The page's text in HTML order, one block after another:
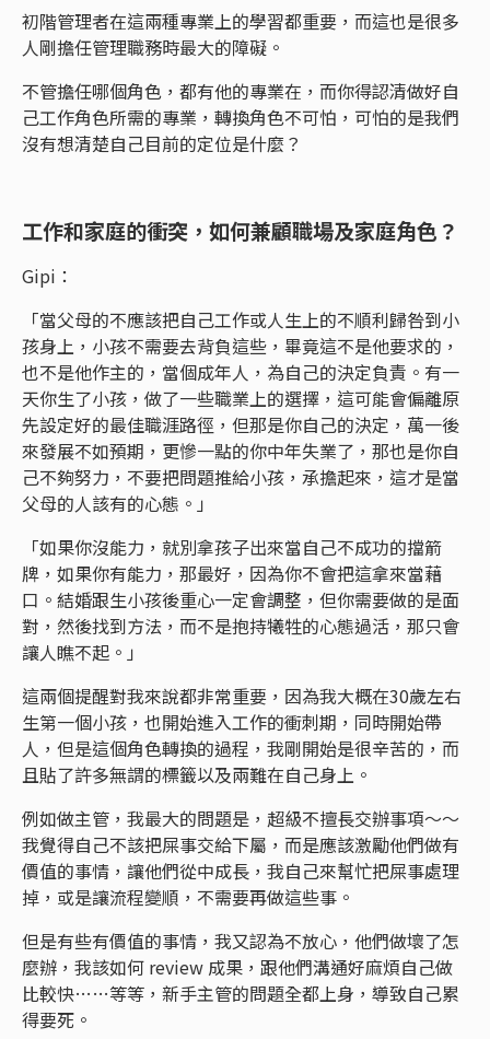
初階管理者在這兩種專業上的學習都重要，而這也是很多
人剛擔任管理職務時最大的障礙。
不管擔任哪個角色，都有他的專業在，而你得認清做好自
己工作角色所需的專業，轉換角色不可怕，可怕的是我們
沒有想清楚自己目前的定位是什麼？
工作和家庭的衝突，如何兼顧職場及家庭角色？
Gipi：
「當父母的不應該把自己工作或人生上的不順利歸咎到小
孩身上，小孩不需要去背負這些，畢竟這不是他要求的，
也不是他作主的，當個成年人，為自己的決定負責。有一
天你生了小孩，做了一些職業上的選擇，這可能會偏離原
先設定好的最佳職涯路徑，但那是你自己的決定，萬一後
來發展不如預期，更慘一點的你中年失業了，那也是你自
己不夠努力，不要把問題推給小孩，承擔起來，這才是當
父母的人該有的心態。」
「如果你沒能力，就別拿孩子出來當自己不成功的擋箭
牌，如果你有能力，那最好，因為你不會把這拿來當藉
口。結婚跟生小孩後重心一定會調整，但你需要做的是面
對，然後找到方法，而不是抱持犧牲的心態過活，那只會
讓人瞧不起。」
這兩個提醒對我來說都非常重要，因為我大概在30歲左右
生第一個小孩，也開始進入工作的衝刺期，同時開始帶
人，但是這個角色轉換的過程，我剛開始是很辛苦的，而
且貼了許多無謂的標籤以及兩難在自己身上。
例如做主管，我最大的問題是，超級不擅長交辦事項～～
我覺得自己不該把屎事交給下屬，而是應該激勵他們做有
價值的事情，讓他們從中成長，我自己來幫忙把屎事處理
掉，或是讓流程變順，不需要再做這些事。
但是有些有價值的事情，我又認為不放心，他們做壞了怎
麼辦，我該如何 review 成果，跟他們溝通好麻煩自己做
比較快……等等，新手主管的問題全都上身，導致自己累
得要死。